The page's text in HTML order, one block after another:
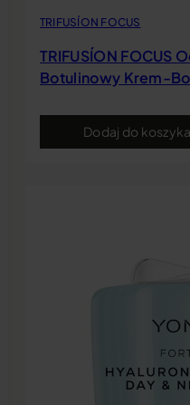
TRIFUSÍON FOCUS
TRIFUSÍON FOCUS
Botulinowy Krem-
Dodaj do koszyka